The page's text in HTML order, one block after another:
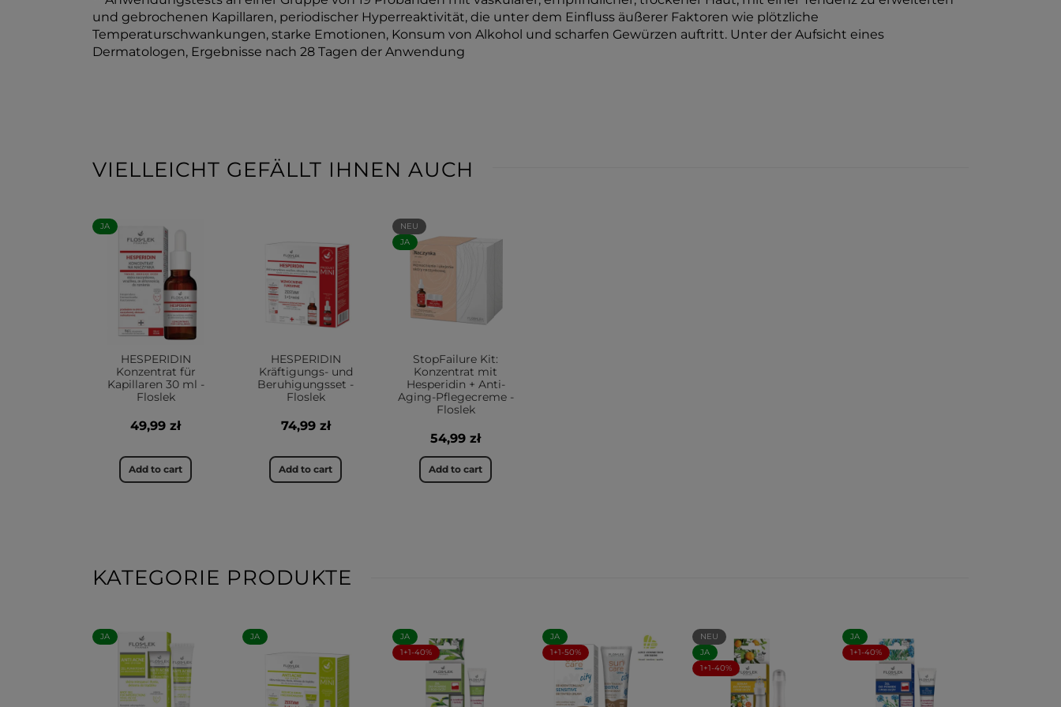
und gebrochenen Kapillaren, periodischer Hyperreaktivität, die unter dem Einfluss äußerer Faktoren wie plötzliche
Temperaturschwankungen, starke Emotionen, Konsum von Alkohol und scharfen Gewürzen auftritt. Unter der Aufsicht eines
Dermatologen, Ergebnisse nach 28 Tagen der Anwendung
VIELLEICHT GEFÄLLT IHNEN AUCH
JA
HESPERIDIN
Konzentrat für
Kapillaren 30 ml -
Floslek
49,99 zł
Add to cart
HESPERIDIN
Kräftigungs- und
Beruhigungsset -
Floslek
74,99 zł
Add to cart
NEU
JA
StopFailure Kit:
Konzentrat mit
Hesperidin + Anti-
Aging-Pflegecreme -
Floslek
54,99 zł
Add to cart
KATEGORIE PRODUKTE
JA JA
JA
1+1-40%
JA
1+1-50%
NEU
JA
1+1-40%
JA
1+1-40%